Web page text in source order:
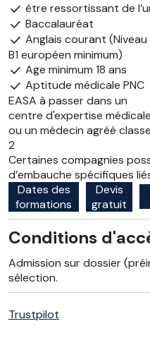
être ressortissant de
Baccalauréat
Anglais courant (Niveau
B1 européen minimum)
Age minimum 18 ans
Aptitude médicale PNC
EASA à passer dans un
centre d'expertise médicale
ou un médecin agréé classe
2
Certaines compagnies
d’embauche spécifiques
Dates des
formations
Devis
gratuit
Conditions
Admission sur dossier
sélection.
Trustpilot